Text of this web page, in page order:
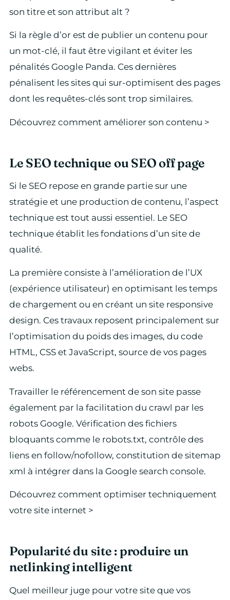
son titre et son attribut alt ?
Si la règle d’or est de publier un contenu pour
un mot-clé, il faut être vigilant et éviter les
pénalités Google Panda. Ces dernières
pénalisent les sites qui sur-optimisent des pages
dont les requêtes-clés sont trop similaires.
Découvrez comment améliorer son contenu >
Le SEO technique ou SEO off page
Si le SEO repose en grande partie sur une
stratégie et une production de contenu, l’aspect
technique est tout aussi essentiel. Le SEO
technique établit les fondations d’un site de
qualité.
La première consiste à l’amélioration de l’UX
(expérience utilisateur) en optimisant les temps
de chargement ou en créant un site responsive
design. Ces travaux reposent principalement sur
l’optimisation du poids des images, du code
HTML, CSS et JavaScript, source de vos pages
webs.
Travailler le référencement de son site passe
également par la facilitation du crawl par les
robots Google. Vérification des fichiers
bloquants comme le robots.txt, contrôle des
liens en follow/nofollow, constitution de sitemap
xml à intégrer dans la Google search console.
Découvrez comment optimiser techniquement
votre site internet >
Popularité du site : produire un
netlinking intelligent
Quel meilleur juge pour votre site que vos